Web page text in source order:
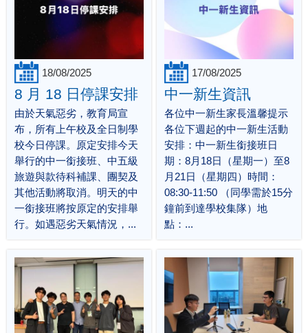
18/08/2025
8 月 18 日停課安排
由於天氣惡劣，教育局宣
布，所有上午校及全日制學
校今日停課。原定安排今天
舉行的中一銜接班、中五級
旅遊與款待科補課、團契及
其他活動將取消。明天的中
一銜接班將按原定的安排舉
行。如遇惡劣天氣情況，...
17/08/2025
中一新生資訊
各位中一新生家長溫馨提示
各位下週起的中一新生活動
安排：中一新生銜接班日
期：8月18日（星期一）至8
月21日（星期四）時間：
08:30-11:50 （同學需於15分
鐘前到達學校集隊）地
點：...